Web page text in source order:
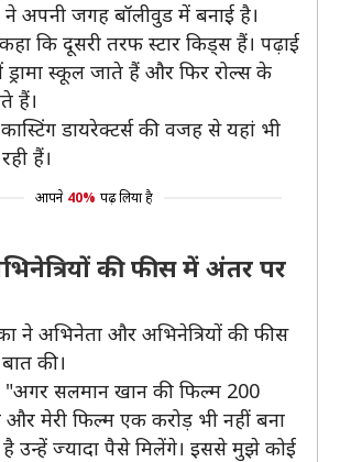
ने अपनी जगह बॉलीवुड में बनाई है।
कि दूसरी तरफ स्टार किड्स हैं। पढ़ाई
स्कूल जाते हैं और फिर रोल्स के
हैं।
डायरेक्टर्स की वजह से यहां भी
हैं।
आपने 40% पढ़ लिया है
की फीस में अंतर पर
ने अभिनेता और अभिनेत्रियों की फीस
की।
"अगर सलमान खान की फिल्म 200
और मेरी फिल्म एक करोड़ भी नहीं बना
है उन्हें ज्यादा पैसे मिलेंगे। इससे मुझे कोई